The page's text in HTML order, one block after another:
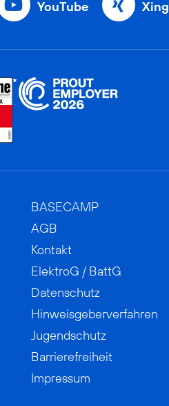
YouTube Xing
BASECAMP
AGB
Kontakt
ElektroG / BattG
Datenschutz
Hinweisgeberverfahren
Jugendschutz
Barrierefreiheit
Impressum